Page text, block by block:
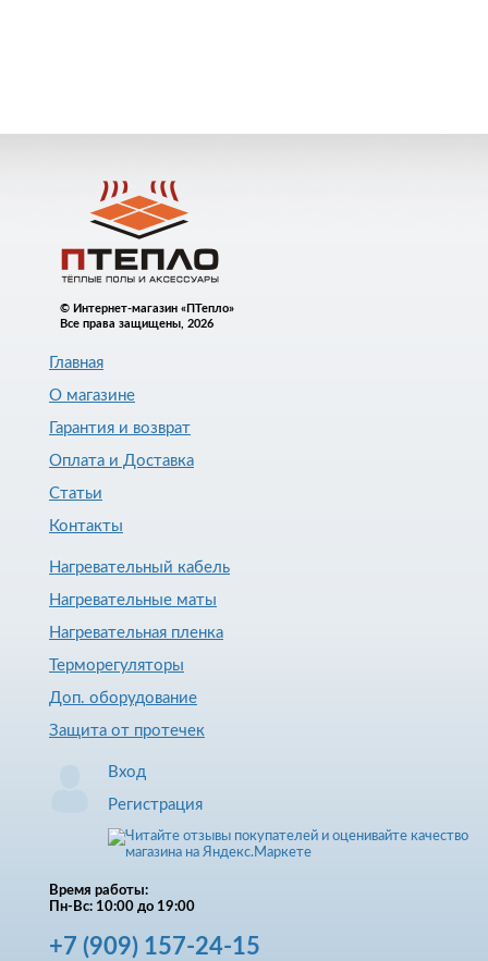
© Интернет-магазин «ПТепло»
Все права защищены, 2026
Главная
О магазине
Гарантия и возврат
Оплата и Доставка
Статьи
Контакты
Нагревательный кабель
Нагревательные маты
Нагревательная пленка
Терморегуляторы
Доп. оборудование
Защита от протечек
Вход
Регистрация
Время работы:
Пн-Вс: 10:00 до 19:00
+7 (909) 157-24-15